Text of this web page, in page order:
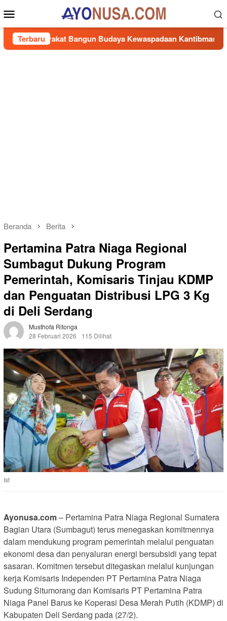
ke
kontenMobile
Terbaru
Bangun Budaya Kewaspadaan Kantibmas di Lingkungan
Beranda Berita
Pertamina Patra Niaga Regional
Sumbagut Dukung Program
Pemerintah, Komisaris Tinjau KDMP
dan Penguatan Distribusi LPG 3 Kg
di Deli Serdang
Musthofa Ritonga
28 Februari 2026
115 Dilihat
Ist
Ayonusa.com– Pertamina Patra Niaga Regional Sumatera
Bagian Utara (Sumbagut) terus menegaskan komitmennya
dalam mendukung program pemerintah melalui penguatan
ekonomi desa dan penyaluran energi bersubsidi yang tepat
sasaran. Komitmen tersebut ditegaskan melalui kunjungan
kerja Komisaris Independen PT Pertamina Patra Niaga
Sudung Situmorang dan Komisaris PT Pertamina Patra
Niaga Panel Barus ke Koperasi Desa Merah Putih (KDMP) di
Kabupaten Deli Serdang pada (27/2).